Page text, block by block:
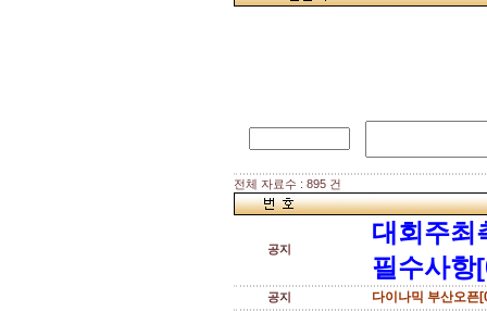
전체 자료수 : 895 건
공지
대회주최
필수사항
공지 다이나믹 부산오픈